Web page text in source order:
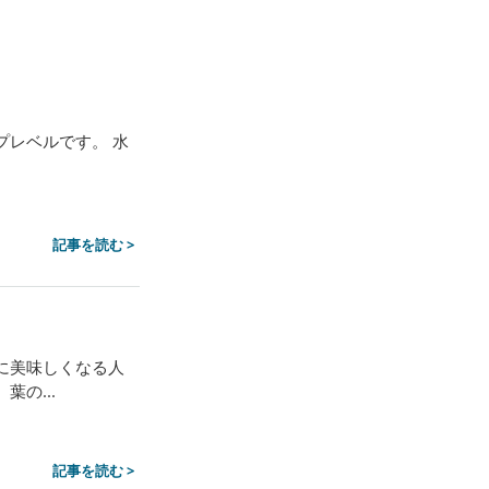
レベルです。 水
記事を読む >
美味しくなる人
葉の...
記事を読む >